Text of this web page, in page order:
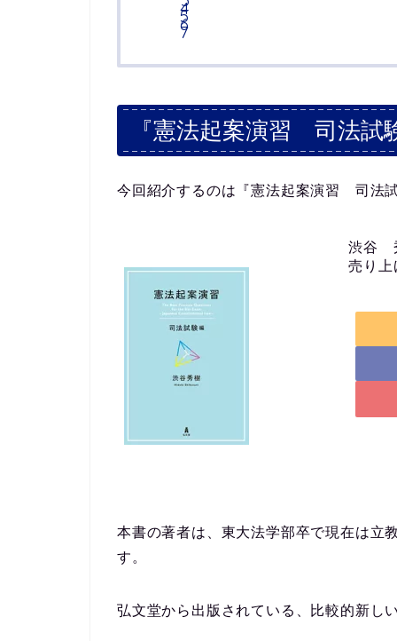
『憲法起案演習 司法
今回紹介するのは『憲法起案演習 司法
渋谷
売り
本書の著者は、東大法学部卒で現在は立
す。
弘文堂から出版されている、比較的新し